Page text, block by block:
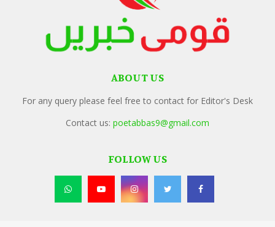
ABOUT US
For any query please feel free to contact for Editor's Desk
Contact us: poetabbas9@gmail.com
FOLLOW US